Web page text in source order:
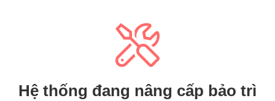
Hệ thống đang nâng cấp bảo trì